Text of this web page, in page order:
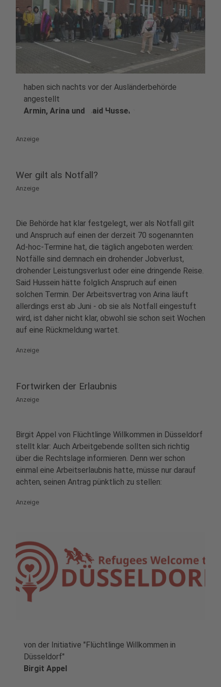
play_circle
haben sich nachts vor der Ausländerbehörde
angestellt
Armin, Arina und Said Hussein
Anzeige
Wer gilt als Notfall?
Anzeige
Die Behörde hat klar festgelegt, wer als Notfall gilt
und Anspruch auf einen der derzeit 70 sogenannten
Ad-hoc-Termine hat, die täglich angeboten werden:
Notfälle sind demnach ein drohender Jobverlust,
drohender Leistungsverlust oder eine dringende Reise.
Said Hussein hätte folglich Anspruch auf einen
solchen Termin. Der Arbeitsvertrag von Arina läuft
allerdings erst ab Juni - ob sie als Notfall eingestuft
wird, ist daher nicht klar, obwohl sie schon seit Wochen
auf eine Rückmeldung wartet.
Anzeige
Fortwirken der Erlaubnis
Anzeige
Birgit Appel von Flüchtlinge Willkommen in Düsseldorf
stellt klar: Auch Arbeitgebende sollten sich richtig
über die Rechtslage informieren. Denn wer schon
einmal eine Arbeitserlaubnis hatte, müsse nur darauf
achten, seinen Antrag pünktlich zu stellen:
Anzeige
von der Initiative "Flüchtlinge Willkommen in
Düsseldorf"
Birgit Appel